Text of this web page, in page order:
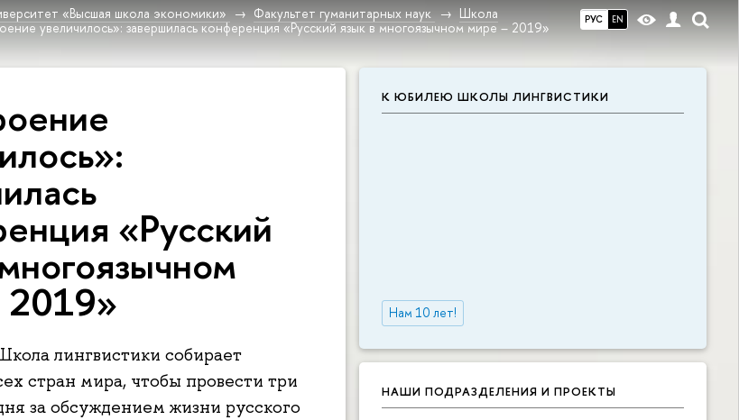
РУС EN
«Высшая школа экономики» Факультет гуманитарных наук
Школа
увеличилось»: завершилась конференция «Русский язык в многоязычном мире – 2019»
К ЮБИЛЕЮ ШКОЛЫ ЛИНГВИСТИКИ
Нам 10 лет!
НАШИ ПОДРАЗДЕЛЕНИЯ И ПРОЕКТЫ
«Русский
лингвистики собирает
стран мира, чтобы провести три
за обсуждением жизни русского